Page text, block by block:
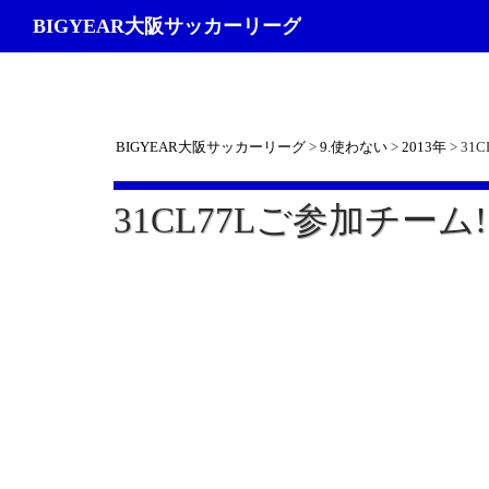
BIGYEAR大阪サッカーリーグ
BIGYEAR大阪サッカーリーグ> 9.使わない> 2013年>
31CL77Lご参加チーム